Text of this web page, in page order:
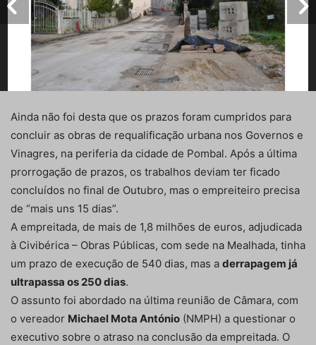
Ainda não foi desta que os prazos foram cumpridos para
concluir as obras de requalificação urbana nos Governos e
Vinagres, na periferia da cidade de Pombal. Após a última
prorrogação de prazos, os trabalhos deviam ter ficado
concluídos no final de Outubro, mas o empreiteiro precisa
de “mais uns 15 dias”.
A empreitada, de mais de 1,8 milhões de euros, adjudicada
à Civibérica – Obras Públicas, com sede na Mealhada, tinha
um prazo de execução de 540 dias, mas a derrapagem já
ultrapassa os 250 dias.
O assunto foi abordado na última reunião de Câmara, com
o vereador Michael Mota António (NMPH) a questionar o
executivo sobre o atraso na conclusão da empreitada. O